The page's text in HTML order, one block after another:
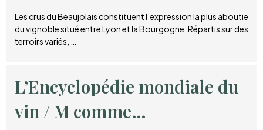
Les crus du Beaujolais constituent l’expression la plus aboutie
du vignoble situé entre Lyon et la Bourgogne. Répartis sur des
terroirs variés, …
L’Encyclopédie mondiale du
vin / M comme…